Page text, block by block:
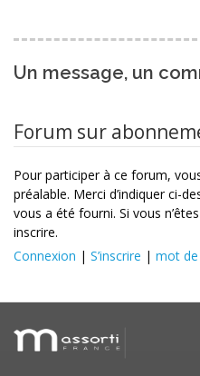
Un message, un
Forum sur
Pour participer à ce forum,
préalable. Merci d’indiquer ci-
vous a été fourni. Si vous
inscrire.
Connexion | S’inscrire | mot de